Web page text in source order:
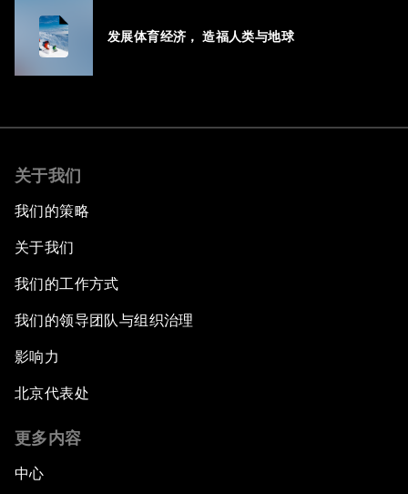
发展体育经济， 造福人类与地球
关于我们
我们的策略
关于我们
我们的工作方式
我们的领导团队与组织治理
影响力
北京代表处
更多内容
中心